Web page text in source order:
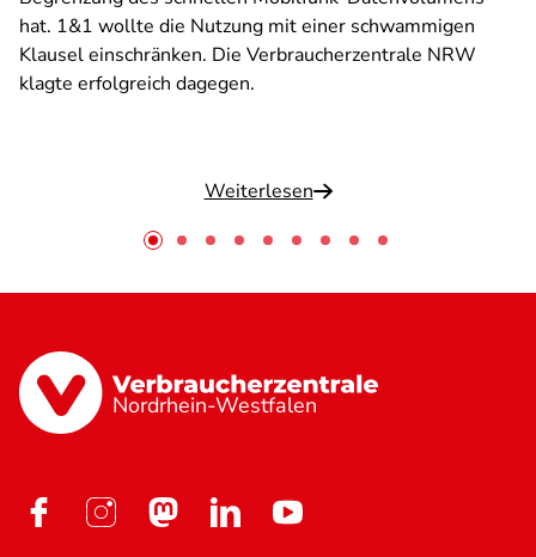
hat. 1&1 wollte die Nutzung mit einer schwammigen
Klausel einschränken. Die Verbraucherzentrale NRW
klagte erfolgreich dagegen.
Weiterlesen
Nordrhein-Westfalen